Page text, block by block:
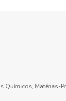
Matérias-